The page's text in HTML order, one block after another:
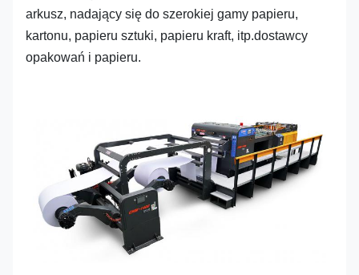
arkusz, nadający się do szerokiej gamy papieru,
kartonu, papieru sztuki, papieru kraft, itp.dostawcy
opakowań i papieru.